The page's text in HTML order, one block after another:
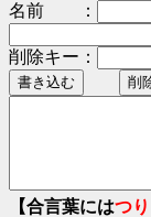
名前 ：
削除キー：
【合言葉にはつり